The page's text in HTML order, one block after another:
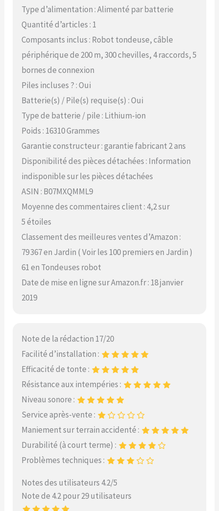
Type d’alimentation : Alimenté par batterie
Quantité d’articles : 1
Composants inclus : Robot tondeuse, câble
périphérique de 200 m, 300 chevilles, 4 raccords, 5
bornes de connexion
Piles incluses ? : Oui
Batterie(s) / Pile(s) requise(s) : Oui
Type de batterie / pile : Lithium-ion
Poids : 16310 Grammes
Garantie constructeur : garantie fabricant 2 ans
Disponibilité des pièces détachées : Information
indisponible sur les pièces détachées
ASIN : B07MXQMML9
Moyenne des commentaires client : 4,2 sur
5 étoiles
Classement des meilleures ventes d’Amazon :
79 367 en Jardin ( Voir les 100 premiers en Jardin )
61 en Tondeuses robot
Date de mise en ligne sur Amazon.fr : 18 janvier
2019
Note de la rédaction 17/20
Facilité d’installation :
Efficacité de tonte :
Résistance aux intempéries :
Niveau sonore :
Service après-vente :
Maniement sur terrain accidenté :
Durabilité (à court terme) :
Problèmes techniques :
Notes des utilisateurs 4.2/5
Note de 4.2 pour 29 utilisateurs